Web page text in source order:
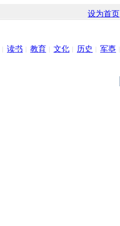
设为首页
读书 教育 文化 历史 军事